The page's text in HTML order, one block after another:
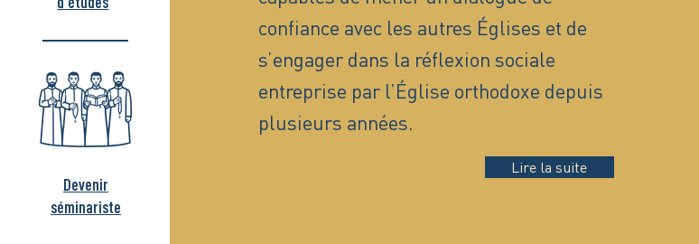
Devenir
séminariste
confiance avec les autres Églises et de
s’engager dans la réflexion sociale
entreprise par l’Église orthodoxe depuis
plusieurs années.
Lire la suite